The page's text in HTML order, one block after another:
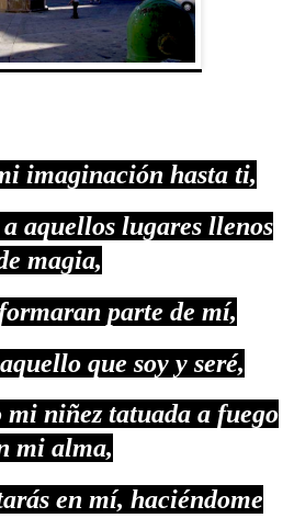
imaginación hasta ti,
aquellos lugares llenos
magia,
parte de mí,
que soy y seré,
niñez tatuada a fuego
mi alma,
en mí, haciéndome